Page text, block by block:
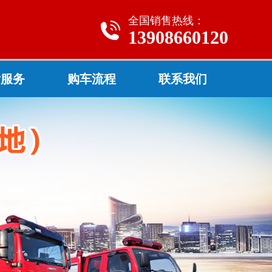
全国销售热线：
13908660120
务 购车流程 联系我们